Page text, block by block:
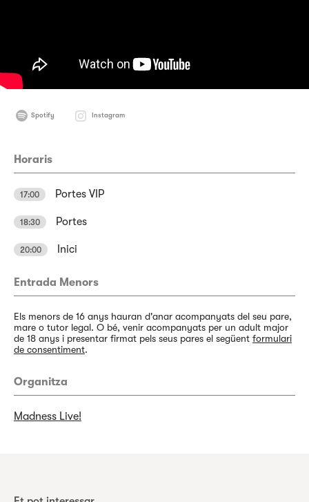
Spotify Instagram
Horaris
17:00 Portes VIP
18:30 Portes
20:00 Inici
Entrada Menors
Els menors de 16 anys hauran d'anar acompanyats del seu pare,
mare o tutor legal. O bé, venir acompanyats per un adult major
de 18 anys i presentar firmat pels seus pares el següent formulari
de consentiment.
Organitza
Madness Live!